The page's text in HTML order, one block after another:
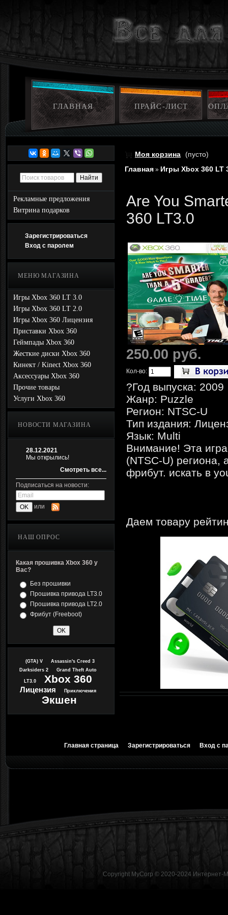
ГЛАВНАЯ ПРАЙС-ЛИСТ
Рекламные предложения
Витрина подарков
Зарегистрироваться
Вход с паролем
МЕНЮ МАГАЗИНА
Игры Xbox 360 LT 3.0
Игры Xbox 360 LT 2.0
Игры Xbox 360 Лицензия
Приставки Xbox 360
Геймпады Xbox 360
Жесткие диски Xbox 360
Кинект / Kinect Xbox 360
Аксессуары Xbox 360
Прочие товары
Услуги Xbox 360
НОВОСТИ МАГАЗИНА
28.12.2021
Мы открылись!
Смотреть все...
Подписаться на новости:
или
НАШ ОПРОС
Какая прошивка Xbox 360 у
Вас?
Без прошивки
Прошивка привода LT3.0
Прошивка привода LT2.0
Фрибут (Freeboot)
(GTA) V
Assassin's Creed 3
Darksiders 2
Grand Theft Auto
LT3.0 Xbox 360
Лицензия Приключения
Экшен
Моя корзина (пусто)
Главная » Игры Xbox 360 LT
Are You
360 LT3.0
250.00 руб.
Кол-во:
?Год выпуска: 2009
Жанр: Puzzle
Регион: NTSC-U
Тип издания:
Язык: Multi
Внимание! Эта игра
(NTSC-U) региона,
фрибут. искать в
Даем товару
Главная страница Зарегистрироваться Вход с
Copyright MyCorp © 2020-2024 Интернет-